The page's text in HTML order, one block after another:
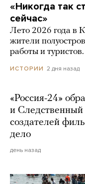
«Никогда так
сейчас»
Лето 2026 года в
жители
работы и
ИСТОРИИ 2 дня назад
«Россия-24»
и Следственный
создателей
дело
день назад